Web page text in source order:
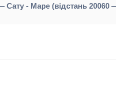
Сату - Маре (відстань 20060